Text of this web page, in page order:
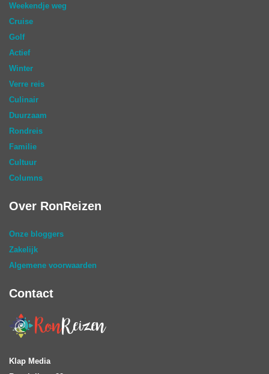
Weekendje weg
Cruise
Golf
Actief
Winter
Verre reis
Culinair
Duurzaam
Rondreis
Familie
Cultuur
Columns
Over RonReizen
Onze bloggers
Zakelijk
Algemene voorwaarden
Contact
Klap Media